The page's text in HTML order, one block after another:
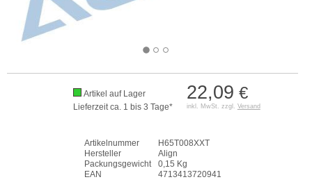
22,09 €
inkl. MwSt. zzgl. Versand
Artikel auf Lager
Lieferzeit ca. 1 bis 3 Tage*
Artikelnummer
H65T008XXT
Hersteller
Align
Packungsgewicht
0,15 Kg
EAN
4713413720941